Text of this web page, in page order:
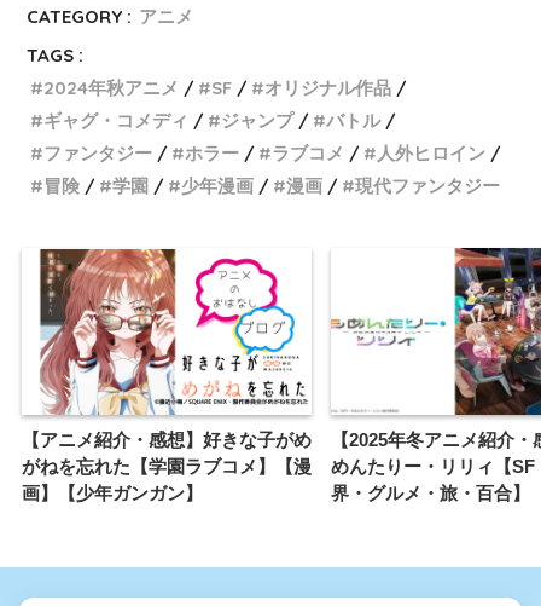
CATEGORY : アニメ
TAGS :
2024年秋アニメ
SF
オリジナル作品
ギャグ・コメディ
ジャンプ
バトル
ファンタジー
ホラー ラブコメ
人外ヒロイン
冒険
学園 少年漫画 漫画 現代ファンタジー
【アニメ紹介・感想】好きな子がめ
がねを忘れた【学園ラブコメ】【漫
画】【少年ガンガン】
【2025年冬アニメ紹介・
めんたりー・リリィ【SF
界・グルメ・旅・百合】